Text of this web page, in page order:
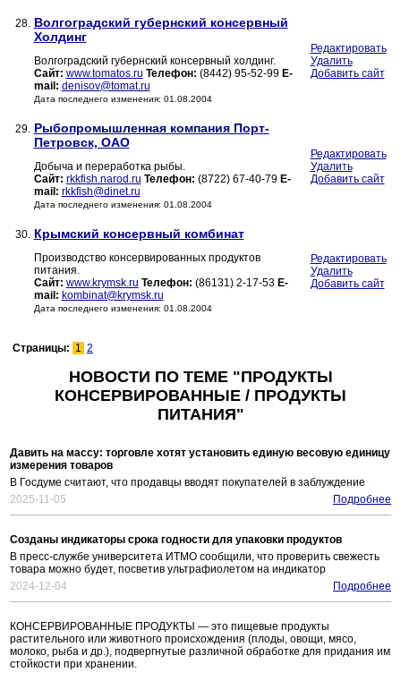
28. Волгоградский губернский консервный
Холдинг
Волгоградский губернский консервный холдинг.
Сайт: www.tomatos.ru Телефон: (8442) 95-52-99 E-
mail: denisov@tomat.ru
Дата последнего изменения: 01.08.2004
Редактировать
Удалить
Добавить сайт
29. Рыбопромышленная компания Порт-
Петровск, ОАО
Добыча и переработка рыбы.
Сайт: rkkfish.narod.ru Телефон: (8722) 67-40-79 E-
mail: rkkfish@dinet.ru
Дата последнего изменения: 01.08.2004
Редактировать
Удалить
Добавить сайт
30. Крымский консервный комбинат
Производство консервированных продуктов
питания.
Сайт: www.krymsk.ru Телефон: (86131) 2-17-53 E-
mail: kombinat@krymsk.ru
Дата последнего изменения: 01.08.2004
Редактировать
Удалить
Добавить сайт
Страницы: 1 2
НОВОСТИ ПО ТЕМЕ "ПРОДУКТЫ
КОНСЕРВИРОВАННЫЕ / ПРОДУКТЫ
ПИТАНИЯ"
Давить на массу: торговле хотят установить единую весовую единицу
измерения товаров
В Госдуме считают, что продавцы вводят покупателей в заблуждение
2025-11-05
Подробнее
Созданы индикаторы срока годности для упаковки продуктов
В пресс-службе университета ИТМО сообщили, что проверить свежесть
товара можно будет, посветив ультрафиолетом на индикатор
2024-12-04
Подробнее
КОНСЕРВИРОВАННЫЕ ПРОДУКТЫ — это пищевые продукты
растительного или животного происхождения (плоды, овощи, мясо,
молоко, рыба и др.), подвергнутые различной обработке для придания им
стойкости при хранении.